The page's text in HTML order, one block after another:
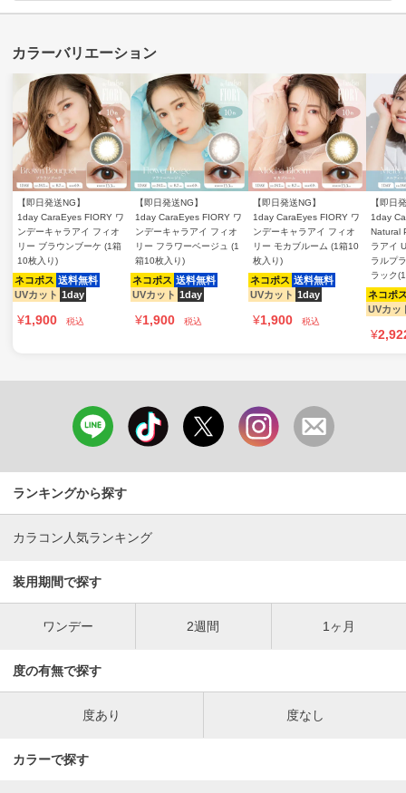
【即日発送NG】
1day CaraEyes FIORY ワ
ンデーキャラアイ フィオ
リー ブラウンブーケ (1箱
10枚入り)
ネコポス 送料無料
UVカット 1day
¥1,900 税込
【即日発送NG】
1day CaraEyes FIORY ワ
ンデーキャラアイ フィオ
リー フラワーベージュ (1
箱10枚入り)
ネコポス 送料無料
UVカット 1day
¥1,900 税込
【即日発送NG】
1day CaraEyes FIORY ワ
ンデーキャラアイ フィオ
リー モカブルーム (1箱10
枚入り)
ネコポス 送料無料
UVカット 1day
¥1,900 税込
【即日
1day
Natural
ラアイ
ラルプ
ラック
ネコポ
UVカッ
¥
ランキングから探す
カラコン人気ランキング
装用期間で探す
ワンデー 2週間 1ヶ月
度の有無で探す
度あり 度なし
カラーで探す